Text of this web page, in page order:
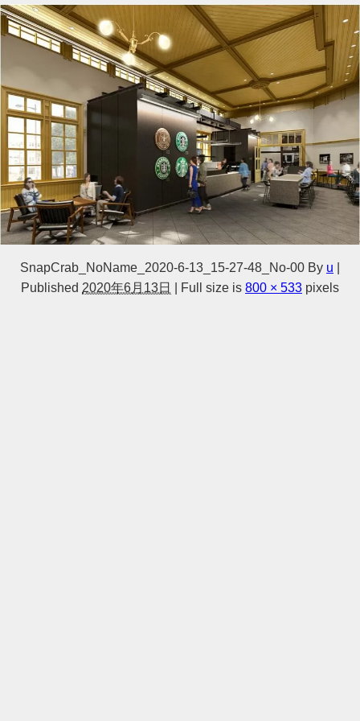
SnapCrab_NoName_2020-6-13_15-27-48_No-00 By u
Published 2020年6月13日 Full size is 800 × 533 pixels